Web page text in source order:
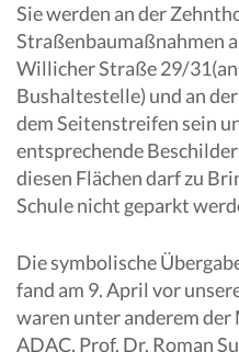
Sie werden an der
Straßenbaumaßnahmen
Willicher Straße 29/
Bushaltestelle) und an
dem Seitenstreifen sein
entsprechende
diesen Flächen darf zu
Schule nicht geparkt
Die symbolische
fand am 9. April vor
waren unter anderem
ADAC, Prof. Dr. Roman